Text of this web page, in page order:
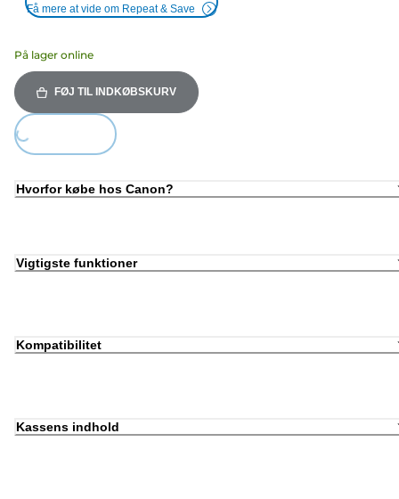
Få mere at vide om Repeat & Save
På lager online
FØJ TIL INDKØBSKURV
Loading...
Hvorfor købe hos Canon?
Vigtigste funktioner
Kompatibilitet
Kassens indhold